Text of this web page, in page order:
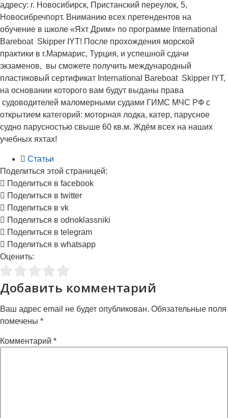
адресу: г. Новосибирск, Пристанский переулок, 5,
Новосибречпорт. Вниманию всех претендентов на
обучение в школе «Яхт Дрим» по программе International
Bareboat Skipper IYT! После прохождения морской
практики в г.Мармарис, Турция, и успешной сдачи
экзаменов, вы сможете получить международный
пластиковый сертификат International Bareboat Skipper IYT,
на основании которого вам будут выданы права
судоводителей маломерными судами ГИМС МЧС РФ с
открытием категорий: моторная лодка, катер, парусное
судно парусностью свыше 60 кв.м. Ждём всех на наших
учебных яхтах!
Статьи
Поделиться этой страницей:
Поделиться в facebook
Поделиться в twitter
Поделиться в vk
Поделиться в odnoklassniki
Поделиться в telegram
Поделиться в whatsapp
Оценить:
Добавить комментарий
Ваш адрес email не будет опубликован. Обязательные поля
помечены *
Комментарий *